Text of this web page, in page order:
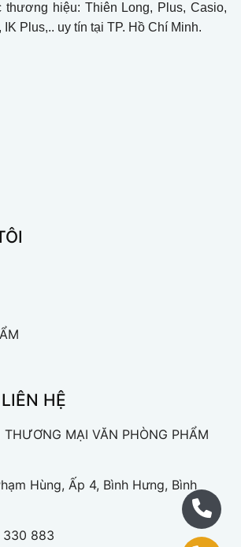
thương hiệu: Thiên Long, Plus, Casio,
Plus,.. uy tín tại TP. Hồ Chí Minh.
HỆ
MẠI VĂN PHÒNG PHẨM
Hùng, Ấp 4, Bình Hưng, Bình
330 883